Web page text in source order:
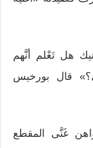
هل تَعْلم أنَّهم
قال بورخيس
غَنَّى المقطع